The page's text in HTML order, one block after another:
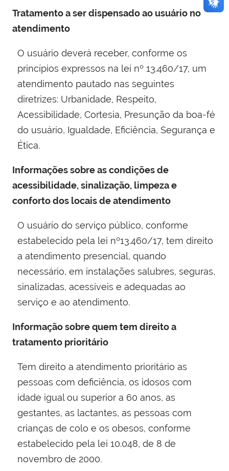
Tratamento a ser dispensado ao usuário no
atendimento
O usuário deverá receber, conforme os
princípios expressos na lei nº 13.460/17, um
atendimento pautado nas seguintes
diretrizes: Urbanidade, Respeito,
Acessibilidade, Cortesia, Presunção da boa-fé
do usuário, Igualdade, Eficiência, Segurança e
Ética.
Informações sobre as condições de
acessibilidade, sinalização, limpeza e
conforto dos locais de atendimento
O usuário do serviço público, conforme
estabelecido pela lei nº13.460/17, tem direito
a atendimento presencial, quando
necessário, em instalações salubres, seguras,
sinalizadas, acessíveis e adequadas ao
serviço e ao atendimento.
Informação sobre quem tem direito a
tratamento prioritário
Tem direito a atendimento prioritário as
pessoas com deficiência, os idosos com
idade igual ou superior a 60 anos, as
gestantes, as lactantes, as pessoas com
crianças de colo e os obesos, conforme
estabelecido pela lei 10.048, de 8 de
novembro de 2000​.